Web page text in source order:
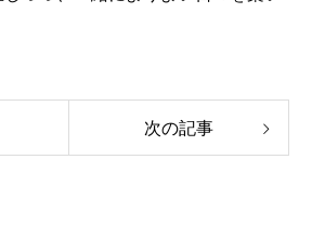
次の記事